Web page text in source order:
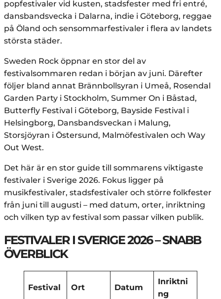
popfestivaler vid kusten, stadsfester med fri entré,
dansbandsvecka i Dalarna, indie i Göteborg, reggae
på Öland och sensommarfestivaler i flera av landets
största städer.
Sweden Rock öppnar en stor del av
festivalsommaren redan i början av juni. Därefter
följer bland annat Brännbollsyran i Umeå, Rosendal
Garden Party i Stockholm, Summer On i Båstad,
Butterfly Festival i Göteborg, Bayside Festival i
Helsingborg, Dansbandsveckan i Malung,
Storsjöyran i Östersund, Malmöfestivalen och Way
Out West.
Det här är en stor guide till sommarens viktigaste
festivaler i Sverige 2026. Fokus ligger på
musikfestivaler, stadsfestivaler och större folkfester
från juni till augusti – med datum, orter, inriktning
och vilken typ av festival som passar vilken publik.
FESTIVALER I SVERIGE 2026 – SNABB
ÖVERBLICK
Festival Ort Datum
Inriktni
ng